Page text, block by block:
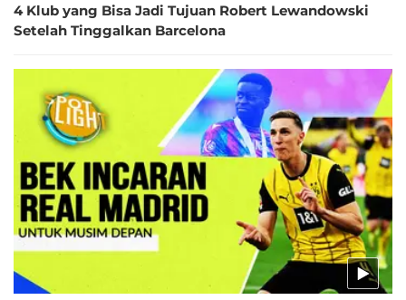
4 Klub yang Bisa Jadi Tujuan Robert Lewandowski
Setelah Tinggalkan Barcelona